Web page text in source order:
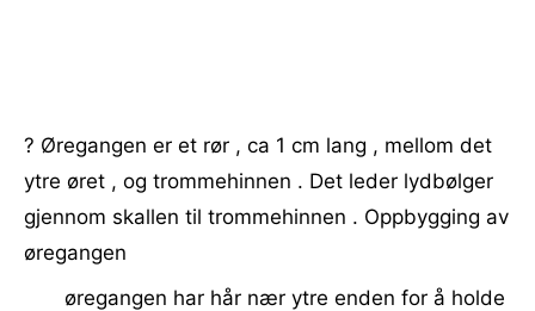
? Øregangen er et rør , ca 1 cm lang , mellom det
ytre øret , og trommehinnen . Det leder lydbølger
gjennom skallen til trommehinnen . Oppbygging av
øregangen
øregangen har hår nær ytre enden for å holde